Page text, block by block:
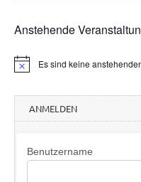
Anstehende
H
i
Es sind keine
ANMELDEN
Benutzername